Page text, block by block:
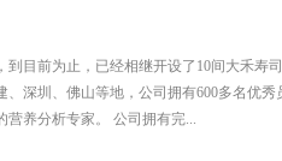
目前为止，已经相继开设了10间大禾寿
深圳、佛山等地，公司拥有600多名优秀
养分析专家。 公司拥有完...